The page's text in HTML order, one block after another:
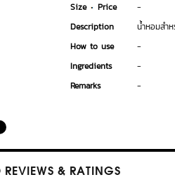
Size Price
-
Description
น้ำหอมสำ
How to use
-
Ingredients
-
Remarks
-
REVIEWS & RATINGS